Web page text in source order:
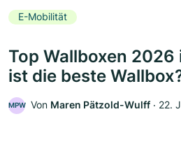
E-Mobilität
Top Wallboxen 2026
ist die beste
MPW Von Maren Pätzold-Wulff ‧ 22.